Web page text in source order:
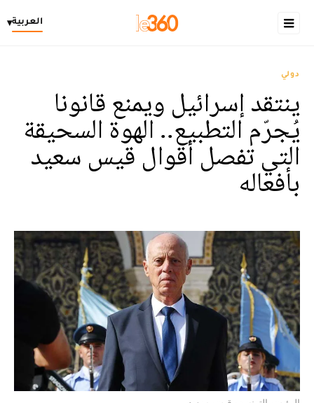
العربية▾
دولي
ينتقد إسرائيل ويمنع قانونا
يُجرّم التطبيع.. الهوة السحيقة
التي تفصل أقوال قيس سعيد
بأفعاله